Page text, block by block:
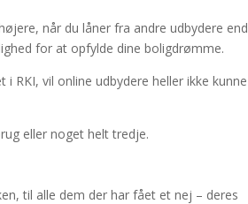
når du låner fra andre udbydere end
for at opfylde dine boligdrømme.
RKI, vil online udbydere heller ikke kunne
eller noget helt tredje.
til alle dem der har fået et nej – deres